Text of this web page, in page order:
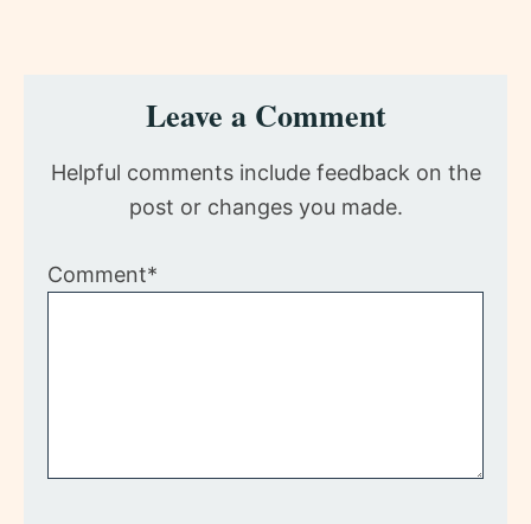
InteractionsLeave a Comment
Helpful comments include feedback on the
post or changes you made.
Comment*